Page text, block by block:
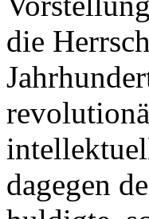
die
dagegen